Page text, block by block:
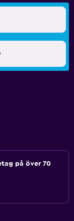
på över 70